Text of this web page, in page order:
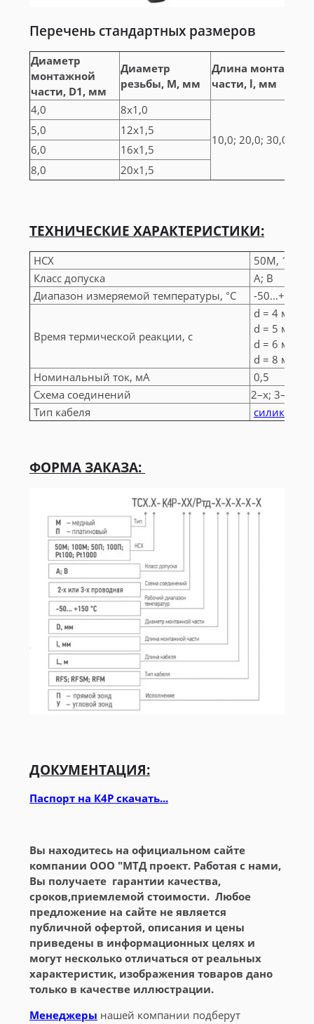
Перечень стандартных размеров
Диаметр
монтажной
части, D1, мм
Диаметр
резьбы, М, мм
Длина монтажной
части, l, мм
4,0
8х1,0
10,0; 20,0; 30,0
5,0
12х1,5
6,0
16х1,5
8,0
20х1,5
ТЕХНИЧЕСКИЕ ХАРАКТЕРИСТИКИ:
НСХ
50М, 100М,
Класс допуска
А; B
Диапазон измеряемой температуры, °С
-50…+150
Время термической реакции, с
d = 4 мм:
d = 5 мм:
d = 6 мм:
d = 8 мм:
Номинальный ток, мА
0,5
Схема соединений
2–х; 3–х
Тип кабеля
ФОРМА ЗАКАЗА:
ДОКУМЕНТАЦИЯ:
Паспорт на К4Р скачать...
Вы находитесь на официальном сайте
компании ООО "МТД проект. Работая с нами,
Вы получаете гарантии качества,
сроков,приемлемой стоимости. Любое
предложение на сайте не является
публичной офертой, описания и цены
приведены в информационных целях и
могут несколько отличаться от реальных
характеристик, изображения товаров дано
только в качестве иллюстрации.
Менеджеры нашей компании подберут